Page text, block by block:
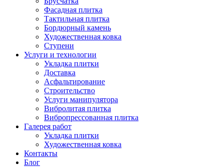
Фасадная плитка
Тактильная плитка
Бордюрный камень
Художественная ковка
Ступени
Услуги и технологии
Укладка плитки
Доставка
Асфальтирование
Строительство
Услуги манипулятора
Вибролитая плитка
Вибропрессованная плитка
Галерея работ
Укладка плитки
Художественная ковка
Контакты
Блог